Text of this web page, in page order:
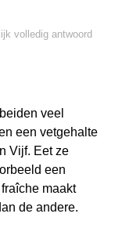
volledig antwoord
veel
een vetgehalte
Vijf. Eet ze
een
maakt
de andere.